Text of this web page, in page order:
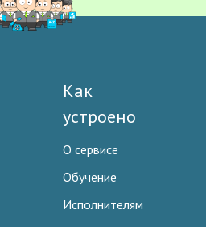
Как
устроено
О сервисе
Обучение
Исполнителям